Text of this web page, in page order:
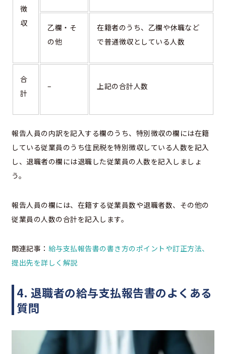
徴
収
乙欄・そ
の他
在籍者のうち、乙欄や休職など
で普通徴収としている人数
合
計
– 上記の合計人数
報告人員の内訳を記入する欄のうち、特別徴収の欄には在籍
している従業員のうち住民税を特別徴収している人数を記入
し、退職者の欄には退職した従業員の人数を記入しましょ
う。
報告人員の欄には、在籍する従業員数や退職者数、その他の
従業員の人数の合計を記入します。
関連記事： 給与支払報告書の書き方のポイントや訂正方法、
提出先を詳しく解説
4. 退職者の給与支払報告書のよくある
質問